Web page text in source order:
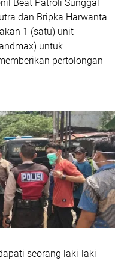
Beat Patroli Sunggal
dan Bripka Harwanta
1 (satu) unit
untuk
pertolongan
seorang laki-laki